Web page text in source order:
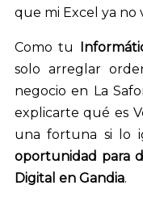
que mi Excel ya no
Como tu
solo arreglar
negocio en La
explicarte qué es
una fortuna si lo
oportunidad para
Digital en Gandia.